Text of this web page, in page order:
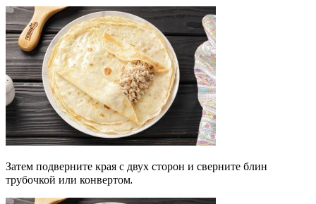
Затем подверните края с двух сторон и сверните блин
трубочкой или конвертом.